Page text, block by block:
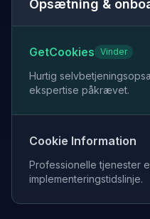
Opsætning &
GetCookies Vinder
Hurtig
ekspertise påkrævet.
Cookie Information
Professionelle tjenester
implementeringstidslinje.